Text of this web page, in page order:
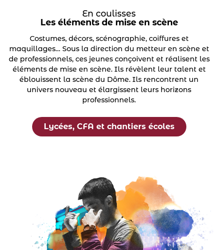
En coulisses
Les éléments de mise en scène
Costumes, décors, scénographie, coiffures et
maquillages… Sous la direction du metteur en scène et
de professionnels, ces jeunes conçoivent et réalisent les
éléments de mise en scène. Ils révèlent leur talent et
éblouissent la scène du Dôme. Ils rencontrent un
univers nouveau et élargissent leurs horizons
professionnels.
Lycées, CFA et chantiers écoles